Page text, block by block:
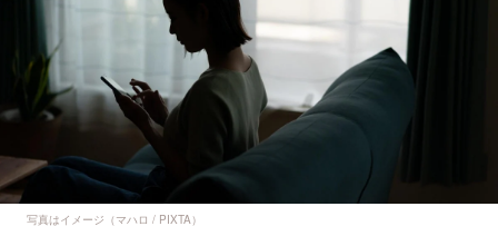
写真はイメージ（マハロ / PIXTA）